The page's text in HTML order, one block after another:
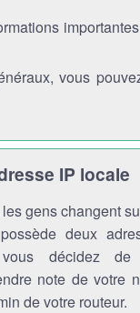
vous
IP locale
gens changent
deux
vous décidez
note de votre
de votre routeur.